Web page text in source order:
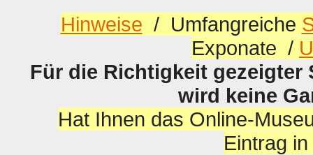
Hinweise / Umfangreiche
Exponate /
Für die Richtigkeit
wird keine
Hat Ihnen das Online-
Eintrag